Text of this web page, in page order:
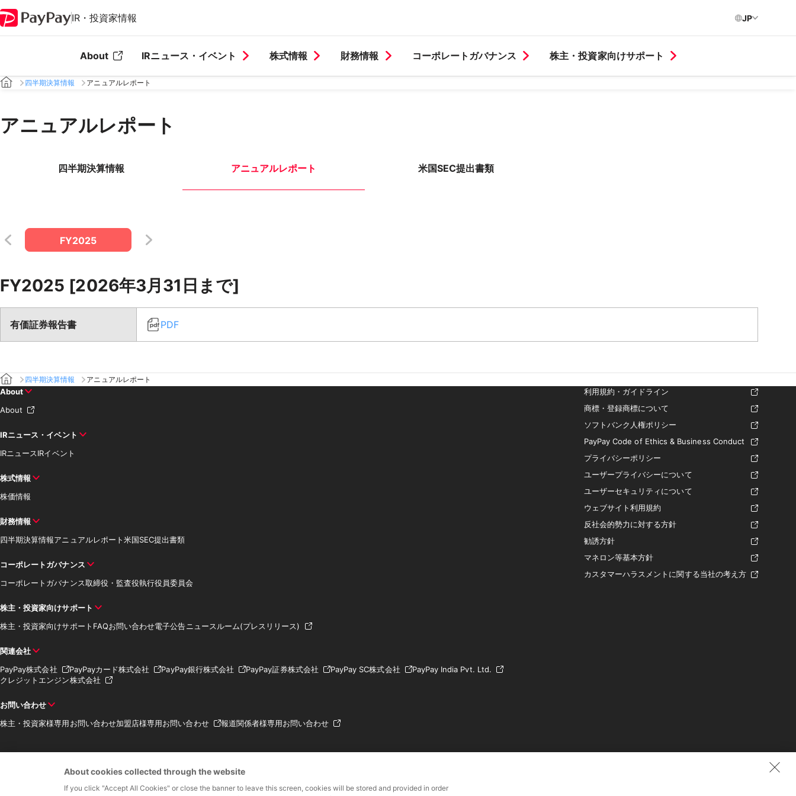
IR・投資家情報
About IRニュース・イベント 株式情報 財務情報 コーポレートガバナンス 株主・投資家向けサポート
JP
四半期決算情報 アニュアルレポート
アニュアルレポート
四半期決算情報 アニュアルレポート 米国SEC提出書類
FY2025
FY2025 [2026年3月31日まで]
有価証券報告書 PDF
四半期決算情報 アニュアルレポート
About
About
IRニュース・イベント
IRニュースIRイベント
株式情報
株価情報
財務情報
四半期決算情報アニュアルレポート米国SEC提出書類
コーポレートガバナンス
コーポレートガバナンス取締役・監査役執行役員委員会
株主・投資家向けサポート
株主・投資家向けサポート FAQお問い合わせ電子公告ニュースルーム(プレスリリース)
関連会社
PayPay株式会社
PayPayカード株式会社 PayPay銀行株式会社 PayPay証券株式会社 PayPay SC株式会社
PayPay India Pvt. Ltd.
クレジットエンジン株式会社
お問い合わせ
株主・投資家様専用お問い合わせ加盟店様専用お問い合わせ 報道関係者様専用お問い合わせ
利用規約・ガイドライン
商標・登録商標について
ソフトバンク人権ポリシー
PayPay Code of Ethics & Business Conduct
プライバシーポリシー
ユーザープライバシーについて
ユーザーセキュリティについて
ウェブサイト利用規約
反社会的勢力に対する方針
勧誘方針
マネロン等基本方針
カスタマーハラスメントに関する当社の考え方
資金移動業者 関東財務局長第00068号、前払式支払手段（第三者型）発行者：関東財務局長 第00710号
About cookies collected through the website
If you click "Accept All Cookies" or close the banner to leave this screen, cookies will be stored and provided in order